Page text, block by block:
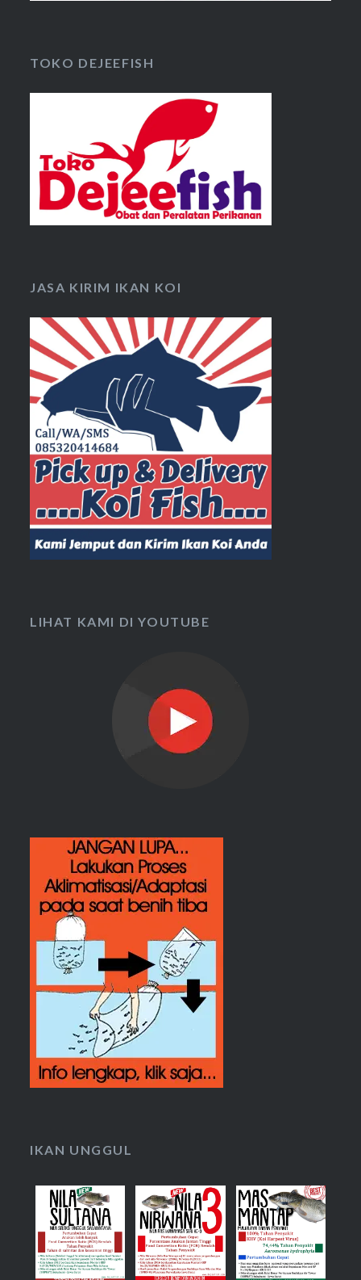
TOKO DEJEEFISH
JASA KIRIM IKAN KOI
LIHAT KAMI DI YOUTUBE
IKAN UNGGUL